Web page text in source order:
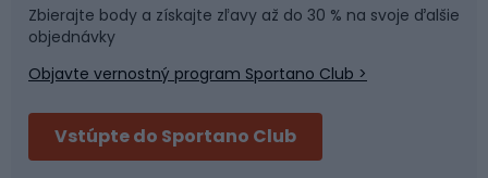
Športová medicína
Bushcraft
Bikepacking
Tímové športy
Fitness a posilňovňa
Cyklistické prilby
Zbierajte body a získajte zľavy až do 30 % na svoje ďalšie
objednávky
Objavte vernostný program Sportano Club >
Vstúpte do Sportano Club